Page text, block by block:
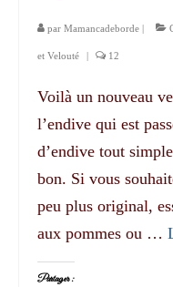
par Mamancadeborde |
et Velouté | 12
Voilà un nouveau
l’endive qui est
d’endive tout
bon. Si vous
peu plus original,
aux pommes ou …
Partager :